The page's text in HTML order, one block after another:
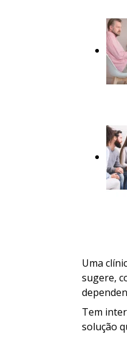
Uma
sugere,
Tem
solução